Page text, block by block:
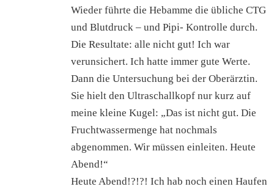
Wieder führte die Hebamme die übliche CTG
und Blutdruck – und Pipi- Kontrolle durch.
Die Resultate: alle nicht gut! Ich war
verunsichert. Ich hatte immer gute Werte.
Dann die Untersuchung bei der Oberärztin.
Sie hielt den Ultraschallkopf nur kurz auf
meine kleine Kugel: „Das ist nicht gut. Die
Fruchtwassermenge hat nochmals
abgenommen. Wir müssen einleiten. Heute
Abend!“
Heute Abend!?!?! Ich hab noch einen Haufen